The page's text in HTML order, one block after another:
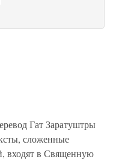
Гат Заратуштры
сложенные
входят в Священную